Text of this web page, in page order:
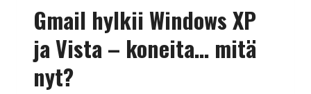
Gmail hylkii Windows XP
ja Vista – koneita… mitä
nyt?